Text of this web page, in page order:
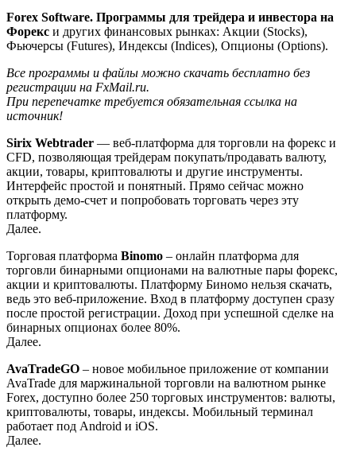
Forex Software. Программы для трейдера и инвестора на
Форекс и других финансовых рынках: Акции (Stocks),
Фьючерсы (Futures), Индексы (Indices), Опционы (Options).
Все программы и файлы можно скачать бесплатно без
регистрации на FxMail.ru.
При перепечатке требуется обязательная ссылка на
источник!
Sirix Webtrader — веб-платформа для торговли на форекс и
CFD, позволяющая трейдерам покупать/продавать валюту,
акции, товары, криптовалюты и другие инструменты.
Интерфейс простой и понятный. Прямо сейчас можно
открыть демо-счет и попробовать торговать через эту
платформу.
Далее.
Торговая платформа Binomo – онлайн платформа для
торговли бинарными опционами на валютные пары форекс,
акции и криптовалюты. Платформу Биномо нельзя скачать,
ведь это веб-приложение. Вход в платформу доступен сразу
после простой регистрации. Доход при успешной сделке на
бинарных опционах более 80%.
Далее.
AvaTradeGO – новое мобильное приложение от компании
AvaTrade для маржинальной торговли на валютном рынке
Forex, доступно более 250 торговых инструментов: валюты,
криптовалюты, товары, индексы. Мобильный терминал
работает под Android и iOS.
Далее.